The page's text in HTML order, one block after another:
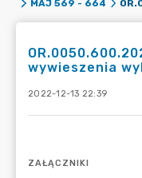
MAJ 569 - 664
wywieszenia
2022-12-13 22:39
ZAŁĄCZNIKI